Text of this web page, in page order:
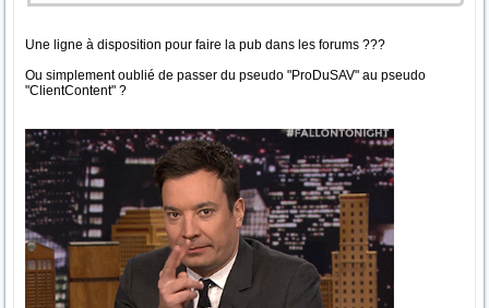
Une ligne à disposition pour faire la pub dans les forums ???
Ou simplement oublié de passer du pseudo "ProDuSAV" au pseudo
"ClientContent" ?